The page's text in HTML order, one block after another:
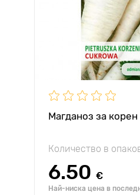
Магданоз за корен
Количество в
6.50 €
Най-ниска цена в